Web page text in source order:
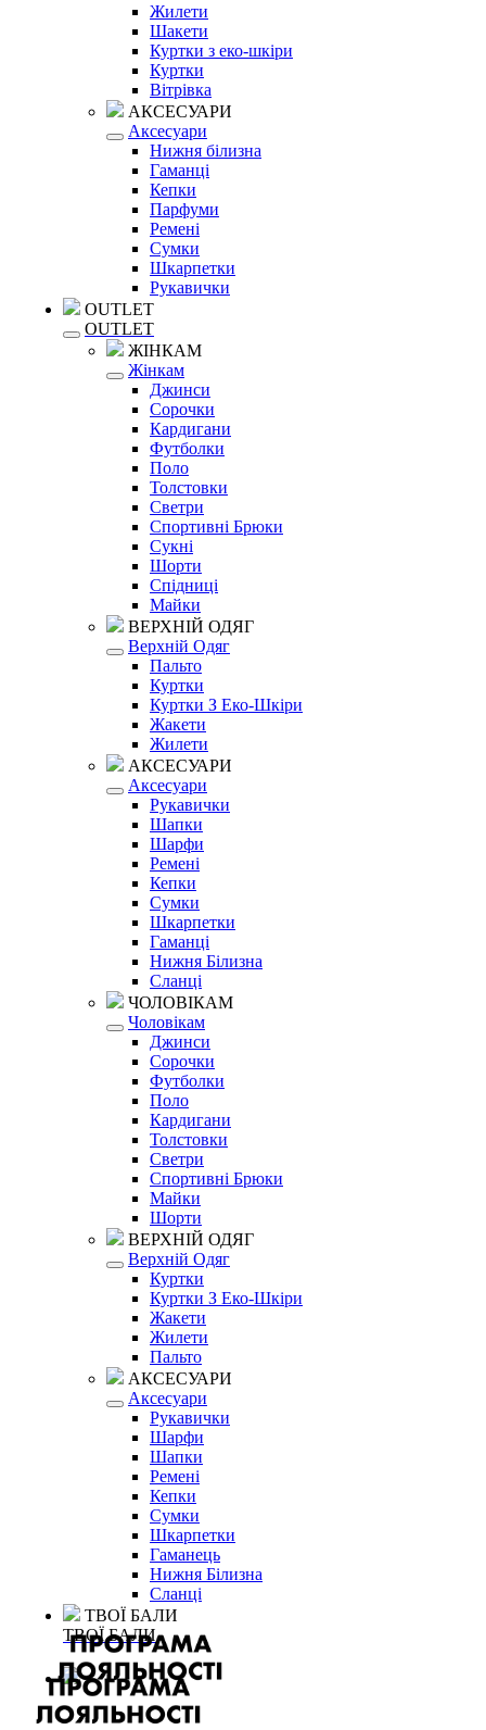
Жилети
Шакети
Куртки з еко-шкіри
Куртки
Вітрівка
АКСЕСУАРИ
Аксесуари
Нижня білизна
Гаманці
Кепки
Парфуми
Ремені
Сумки
Шкарпетки
Рукавички
OUTLET
OUTLET
ЖІНКАМ
Жінкам
Джинси
Сорочки
Кардигани
Футболки
Поло
Толстовки
Светри
Спортивні Брюки
Сукні
Шорти
Спідниці
Майки
ВЕРХНІЙ ОДЯГ
Верхній Одяг
Пальто
Куртки
Куртки З Еко-Шкіри
Жакети
Жилети
АКСЕСУАРИ
Аксесуари
Рукавички
Шапки
Шарфи
Ремені
Кепки
Сумки
Шкарпетки
Гаманці
Нижня Білизна
Сланці
ЧОЛОВІКАМ
Чоловікам
Джинси
Сорочки
Футболки
Поло
Кардигани
Толстовки
Светри
Спортивні Брюки
Майки
Шорти
ВЕРХНІЙ ОДЯГ
Верхній Одяг
Куртки
Куртки З Еко-Шкіри
Жакети
Жилети
Пальто
АКСЕСУАРИ
Аксесуари
Рукавички
Шарфи
Шапки
Ремені
Кепки
Сумки
Шкарпетки
Гаманець
Нижня Білизна
Сланці
ТВОЇ БАЛИ
ТВОЇ БАЛИ